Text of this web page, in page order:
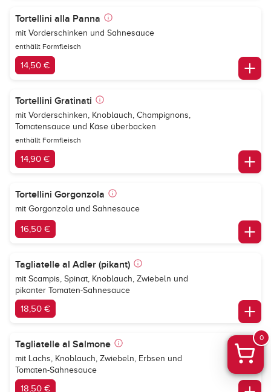
Tortellini alla Panna
mit Vorderschinken und Sahnesauce
enthällt Formfleisch
14,50 €
Tortellini Gratinati
mit Vorderschinken, Knoblauch, Champignons,
Tomatensauce und Käse überbacken
enthällt Formfleisch
14,90 €
Tortellini Gorgonzola
mit Gorgonzola und Sahnesauce
16,50 €
Tagliatelle al Adler (pikant)
mit Scampis, Spinat, Knoblauch, Zwiebeln und
pikanter Tomaten-Sahnesauce
18,50 €
Tagliatelle al Salmone
mit Lachs, Knoblauch, Zwiebeln, Erbsen und
Tomaten-Sahnesauce
18,50 €
0